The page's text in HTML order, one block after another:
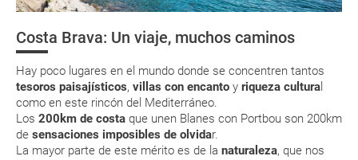
Costa Brava: Un viaje, muchos caminos
Hay poco lugares en el mundo donde se concentren tantos
tesoros paisajísticos, villas con encanto y riqueza cultura
como en este rincón del Mediterráneo.
Los 200km de costa que unen Blanes con Portbou son 200km
de sensaciones imposibles de olvidar.
La mayor parte de este mérito es de la naturaleza, que nos
Terres de l'Ebre
Monasterio de
Playas de
Moneda
Huso Horario
Gastronomía
tienen ya todos sus billetes electrónicos por lo que podrás obtenerlas
in por su web.
a que muchas de ellas exigen la presentación de la tarjeta de embarque
(que deberás realizar a través de su web) para que no te carguen un
suplemento extra en el mismo aeropuerto.
En caso de tener que enviarte la documentación de un paquete
vacacional (Caribe, circuitos, tours...) te enviaremos la documentación
de tu reserva alrededor de 10 días antes de salida, la cual deberás